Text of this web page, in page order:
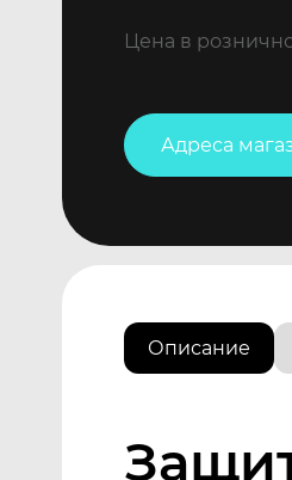
Цена в
Адреса
Описание